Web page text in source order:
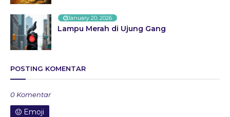
January 20, 2026
Lampu Merah di Ujung Gang
POSTING KOMENTAR
0 Komentar
Emoji